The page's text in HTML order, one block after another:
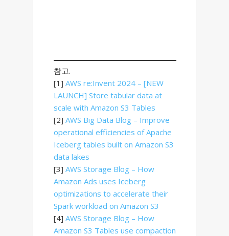
참고.
[1] AWS re:Invent 2024 – [NEW
LAUNCH] Store tabular data at
scale with Amazon S3 Tables
[2] AWS Big Data Blog – Improve
operational efficiencies of Apache
Iceberg tables built on Amazon S3
data lakes
[3] AWS Storage Blog – How
Amazon Ads uses Iceberg
optimizations to accelerate their
Spark workload on Amazon S3
[4] AWS Storage Blog – How
Amazon S3 Tables use compaction